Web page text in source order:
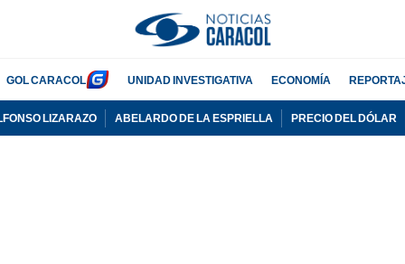
GOL CARACOL UNIDAD INVESTIGATIVA ECONOMÍA
LIZARAZO ABELARDO DE LA ESPRIELLA PRECIO DEL DÓLAR